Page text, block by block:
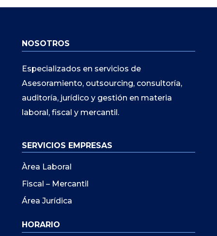
NOSOTROS
Especializados en servicios de
Asesoramiento, outsourcing, consultoría,
auditoría, jurídico y gestión en materia
laboral, fiscal y mercantil.
SERVICIOS EMPRESAS
Àrea Laboral
Fiscal – Mercantil
Área Jurídica
HORARIO